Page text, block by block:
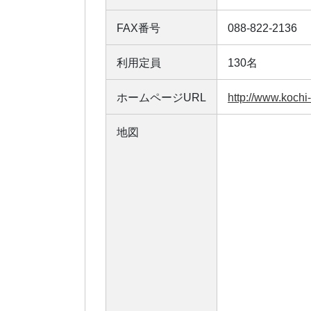
FAX番号 088-822-2136
利用定員 130名
ホームページURL http://
地図